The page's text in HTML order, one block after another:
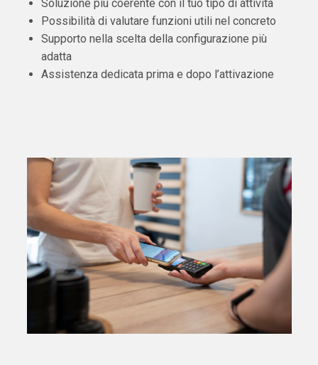
Soluzione più coerente con il tuo tipo di attività
Possibilità di valutare funzioni utili nel concreto
Supporto nella scelta della configurazione più
adatta
Assistenza dedicata prima e dopo l’attivazione